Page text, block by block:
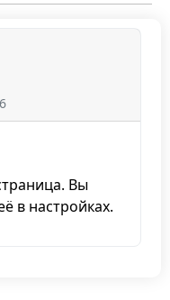
Вы
в настройках.